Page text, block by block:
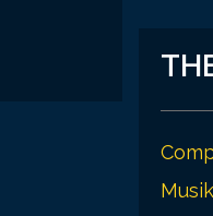
Musik